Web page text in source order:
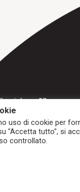
28
RR Alkmaar
uso di cookie per
"Accetta tutto", si
controllato.